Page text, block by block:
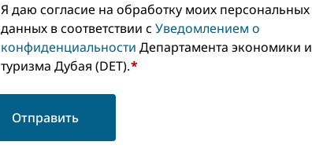
Я даю согласие на обработку моих персональных
данных в соответствии с Уведомлением о
конфиденциальности Департамента экономики и
туризма Дубая (DET).*
Отправить